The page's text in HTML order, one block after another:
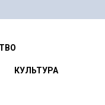
КУЛЬТУРА